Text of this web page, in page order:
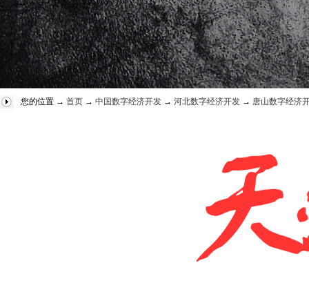
您的位置 → 首页 → 中国数字经济开发 → 河北数字经济开发 → 唐山数字经济